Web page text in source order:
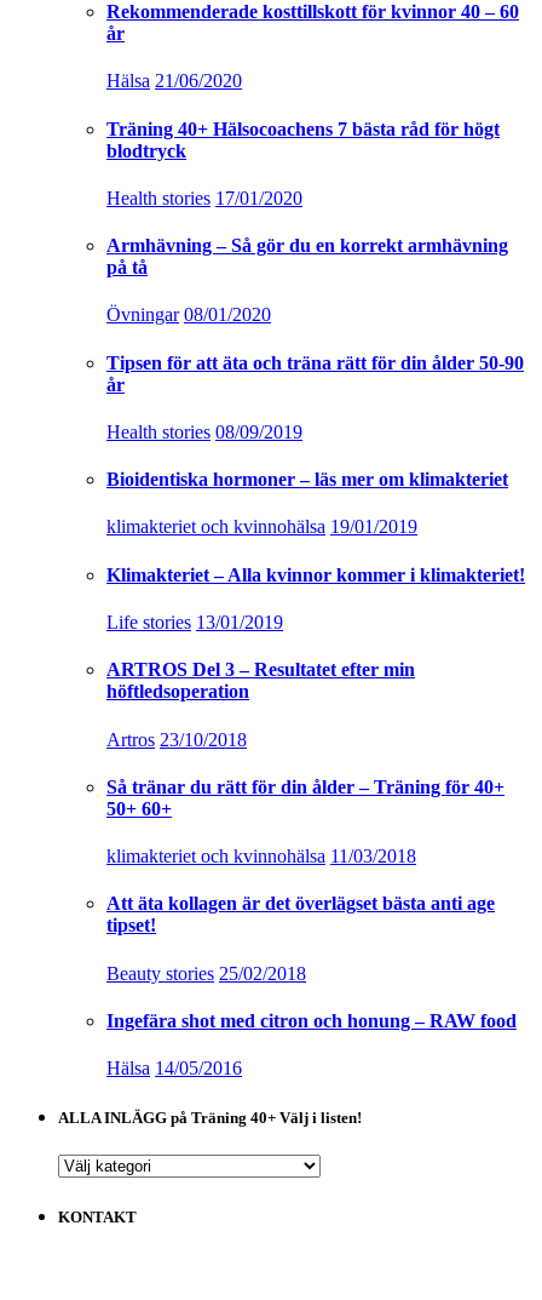
Rekommenderade kosttillskott för kvinnor 40 – 60
år
Hälsa 21/06/2020
Träning 40+ Hälsocoachens 7 bästa råd för högt
blodtryck
Health stories 17/01/2020
Armhävning – Så gör du en korrekt armhävning
på tå
Övningar 08/01/2020
Tipsen för att äta och träna rätt för din ålder 50-90
år
Health stories 08/09/2019
Bioidentiska hormoner – läs mer om klimakteriet
klimakteriet och kvinnohälsa 19/01/2019
Klimakteriet – Alla kvinnor kommer i klimakteriet!
Life stories 13/01/2019
ARTROS Del 3 – Resultatet efter min
höftledsoperation
Artros 23/10/2018
Så tränar du rätt för din ålder – Träning för 40+
50+ 60+
klimakteriet och kvinnohälsa 11/03/2018
Att äta kollagen är det överlägset bästa anti age
tipset!
Beauty stories 25/02/2018
Ingefära shot med citron och honung – RAW food
Hälsa 14/05/2016
ALLA INLÄGG på Träning 40+ Välj i listen!
ALLA
på
KONTAKT